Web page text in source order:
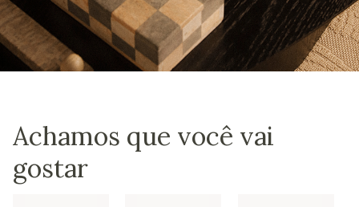
Achamos que você vai
gostar